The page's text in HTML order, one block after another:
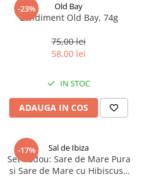
-23% Old Bay
Condiment Old Bay, 74g
75,00 lei
58,00 lei
IN STOC
ADAUGA IN COS
-17% Sal de Ibiza
Set Cadou: Sare de Mare Pura
si Sare de Mare cu Hibiscus -